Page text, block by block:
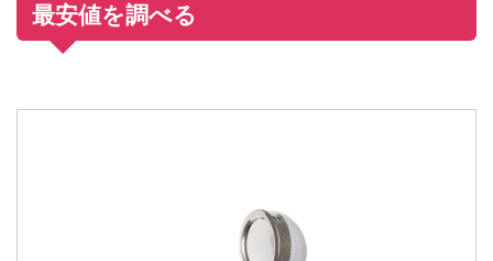
最安値を調べる